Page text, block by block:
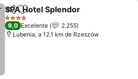
PartilharAdicionar aos favoritos
SPA Hotel Splendor
4 Estrelas
9,0 Excelente
2.255
Lubenia, a 12.1 km de Rzeszów